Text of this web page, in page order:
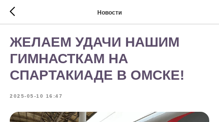
Новости
ЖЕЛАЕМ УДАЧИ НАШИМ
ГИМНАСТКАМ НА
СПАРТАКИАДЕ В ОМСКЕ!
2025-05-10 16:47